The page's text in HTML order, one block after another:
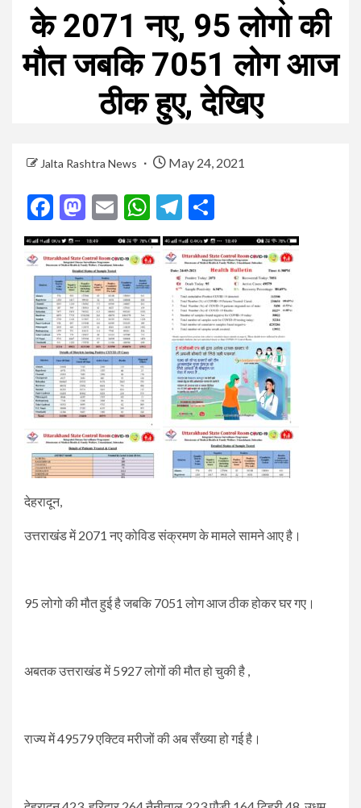
के 2071 नए, 95 लोगो की
मौत जबकि 7051 लोग आज
ठीक हुए, देखिए
Jalta Rashtra News May 24, 2021
Facebook
Mastodon
EmailWhatsApp
Telegram
देहरादून,
उत्तराखंड में 2071 नए कोविड संक्रमण के मामले सामने आए है।
95 लोगो की मौत हुई है जबकि 7051 लोग आज ठीक होकर घर गए।
अबतक उत्तराखंड में 5927 लोगों की मौत हो चुकी है ,
राज्य में 49579 एक्टिव मरीजों की अब सँख्या हो गई है।